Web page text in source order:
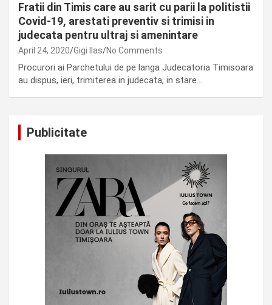
Fratii din Timis care au sarit cu parii la politistii
Covid-19, arestati preventiv si trimisi in
judecata pentru ultraj si amenintare
April 24, 2020 Gigi Ilas No Comments
Procurori ai Parchetului de pe langa Judecatoria Timisoara
au dispus, ieri, trimiterea in judecata, in stare…
Publicitate